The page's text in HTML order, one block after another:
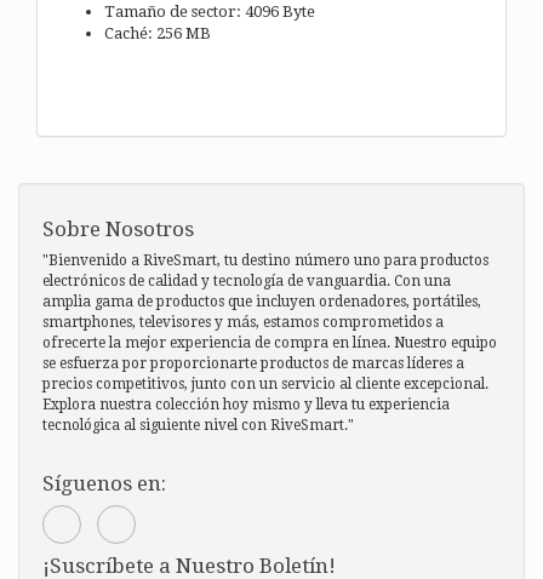
Tamaño de sector: 4096 Byte
Caché: 256 MB
Sobre Nosotros
"Bienvenido a RiveSmart, tu destino número uno para productos
electrónicos de calidad y tecnología de vanguardia. Con una
amplia gama de productos que incluyen ordenadores, portátiles,
smartphones, televisores y más, estamos comprometidos a
ofrecerte la mejor experiencia de compra en línea. Nuestro equipo
se esfuerza por proporcionarte productos de marcas líderes a
precios competitivos, junto con un servicio al cliente excepcional.
Explora nuestra colección hoy mismo y lleva tu experiencia
tecnológica al siguiente nivel con RiveSmart."
Síguenos en:
¡Suscríbete a Nuestro Boletín!